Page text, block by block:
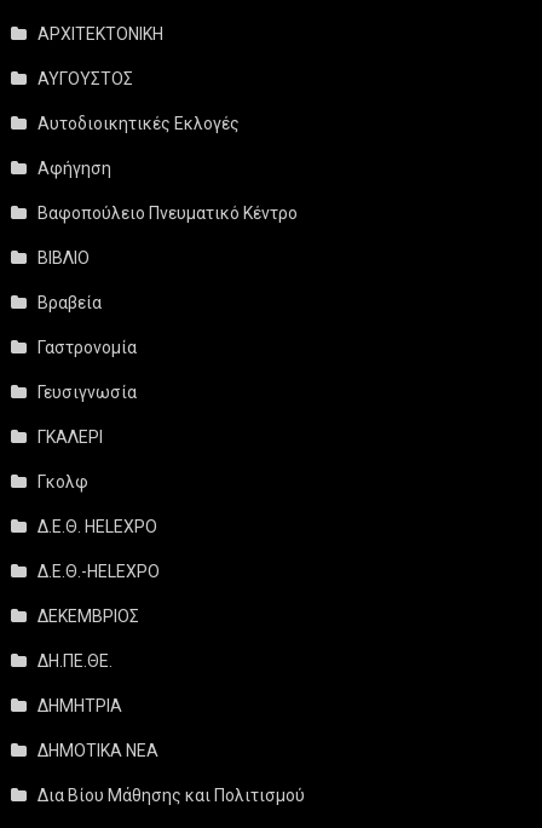
ΑΡΧΙΤΕΚΤΟΝΙΚΗ
ΑΥΓΟΥΣΤΟΣ
Αυτοδιοικητικές Εκλογές
Αφήγηση
Βαφοπούλειο Πνευματικό Κέντρο
ΒΙΒΛΙΟ
Βραβεία
Γαστρονομία
Γευσιγνωσία
ΓΚΑΛΕΡΙ
Γκολφ
Δ.Ε.Θ. HELEXPO
Δ.Ε.Θ.-HELEXPO
ΔΕΚΕΜΒΡΙΟΣ
ΔΗ.ΠΕ.ΘΕ.
ΔΗΜΗΤΡΙΑ
ΔΗΜΟΤΙΚΑ ΝΕΑ
Δια Βίου Μάθησης και Πολιτισμού